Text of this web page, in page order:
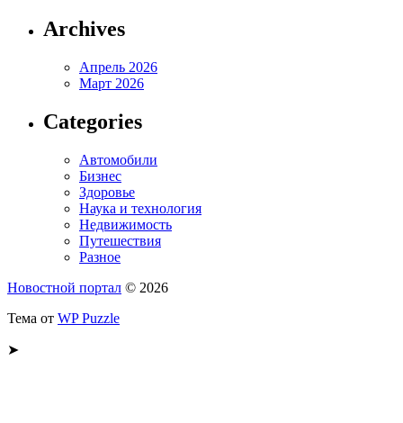
Archives
Апрель 2026
Март 2026
Categories
Автомобили
Бизнес
Здоровье
Наука и технология
Недвижимость
Путешествия
Разное
Новостной портал © 2026
Тема от WP Puzzle
➤